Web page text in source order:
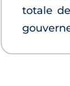
totale